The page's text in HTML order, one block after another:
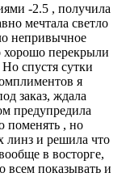
-2.5 , получила
мечтала светло
непривычное
хорошо перекрыли
Но спустя сутки
я
заказ, ждала
предупредила
поменять , но
линз и решила что
в восторге,
всем показывать и